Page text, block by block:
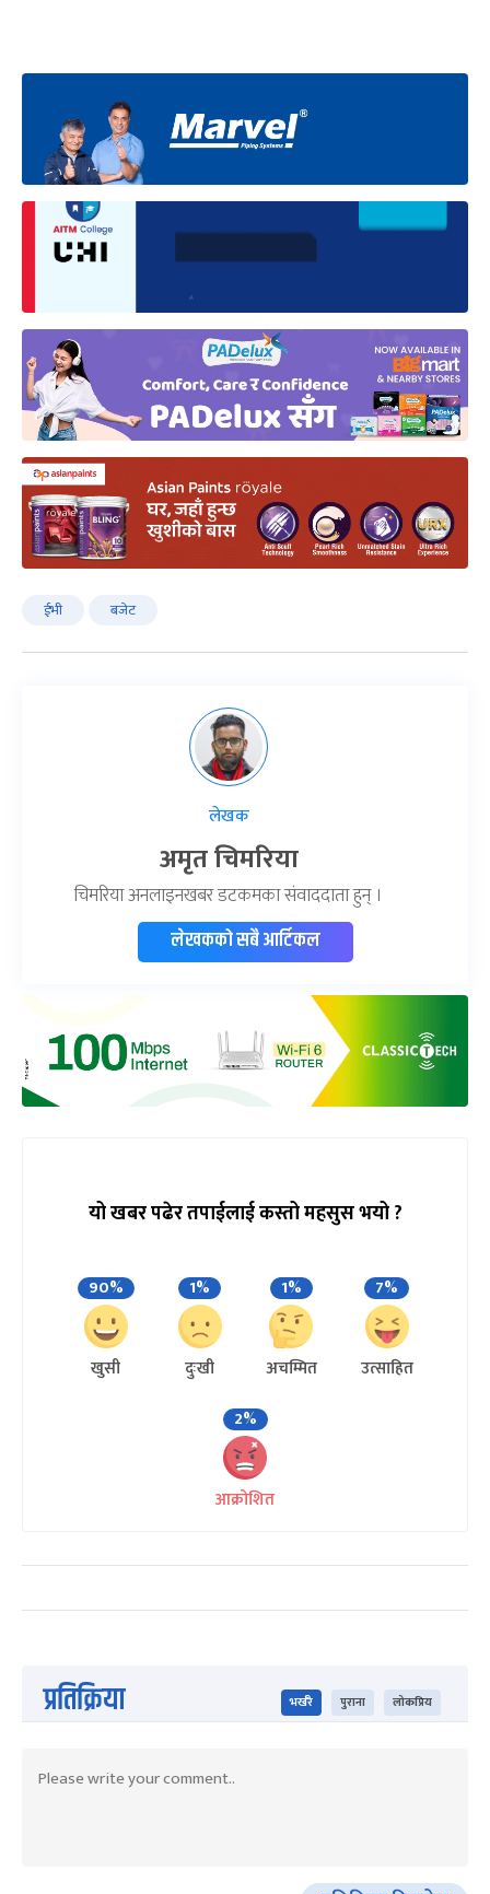
ईभी बजेट
लेखक
अमृत चिमरिया
चिमरिया अनलाइनखबर डटकमका संवाददाता हुन् ।
लेखकको सबै आर्टिकल
यो खबर पढेर तपाईलाई कस्तो महसुस भयो ?
90%
खुसी
1%
दुःखी
1%
अचम्मित
7%
उत्साहित
2%
आक्रोशित
प्रतिक्रिया भर्खरै पुराना लोकप्रिय